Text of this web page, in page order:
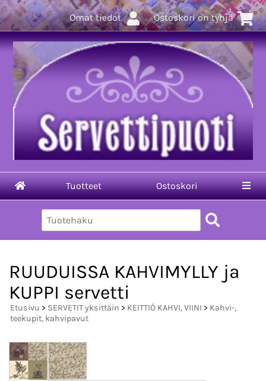
Omat tiedot Ostoskori on tyhjä
Tuotteet Ostoskori
RUUDUISSA KAHVIMYLLY ja
KUPPI servetti
Etusivu > SERVETIT yksittäin > KEITTIÖ KAHVI, VIINI > Kahvi-,
teekupit, kahvipavut